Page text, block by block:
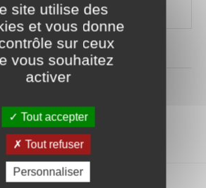
?
légale et administrative
site utilise des
et vous donne
sur ceux
vous souhaitez
activer
Tout accepter
Tout refuser
Personnaliser